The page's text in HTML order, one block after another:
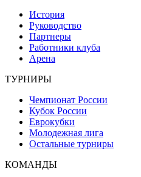
История
Руководство
Партнеры
Работники клуба
Арена
ТУРНИРЫ
Чемпионат России
Кубок России
Еврокубки
Молодежная лига
Остальные турниры
КОМАНДЫ